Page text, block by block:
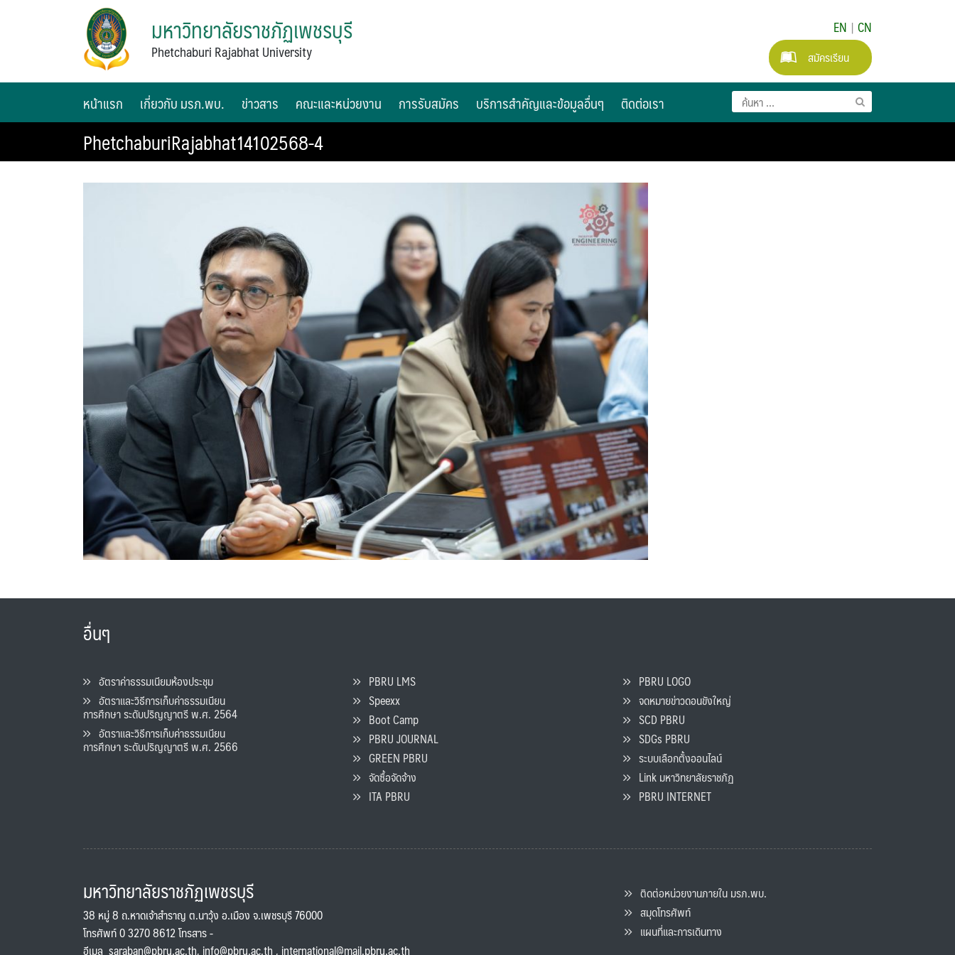
มหาวิทยาลัยราชภัฏเพชรบุรี
Phetchaburi Rajabhat University
EN | CN
สมัครเรียน
หน้าแรก เกี่ยวกับ มรภ.พบ. ข่าวสาร คณะและหน่วยงาน การรับสมัคร บริการสำคัญและข้อมูลอื่นๆ ติดต่อเรา
PhetchaburiRajabhat14102568-4
อื่นๆ
อัตราค่าธรรมเนียมห้องประชุม
อัตราและวิธีการเก็บค่าธรรมเนียน
การศึกษา ระดับปริญญาตรี พ.ศ. 2564
อัตราและวิธีการเก็บค่าธรรมเนียน
การศึกษา ระดับปริญญาตรี พ.ศ. 2566
PBRU LMS
Speexx
Boot Camp
PBRU JOURNAL
GREEN PBRU
จัดซื้อจัดจ้าง
ITA PBRU
PBRU LOGO
จดหมายข่าวดอนขังใหญ่
SCD PBRU
SDGs PBRU
ระบบเลือกตั้งออนไลน์
Link มหาวิทยาลัยราชภัฏ
PBRU INTERNET
มหาวิทยาลัยราชภัฏเพชรบุรี
38 หมู่ 8 ถ.หาดเจ้าสำราญ ต.นาวุ้ง อ.เมือง จ.เพชรบุรี 76000
โทรศัพท์ 0 3270 8612 โทรสาร -
อีเมล saraban@pbru.ac.th, info@pbru.ac.th , international@mail.pbru.ac.th
ติดต่อหน่วยงานภายใน มรภ.พบ.
สมุดโทรศัพท์
แผนที่และการเดินทาง